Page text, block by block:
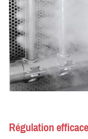
Régulation